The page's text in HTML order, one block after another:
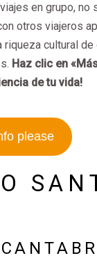
en grupo,
otros viajeros
cultural
Haz clic en
de tu vida!
please